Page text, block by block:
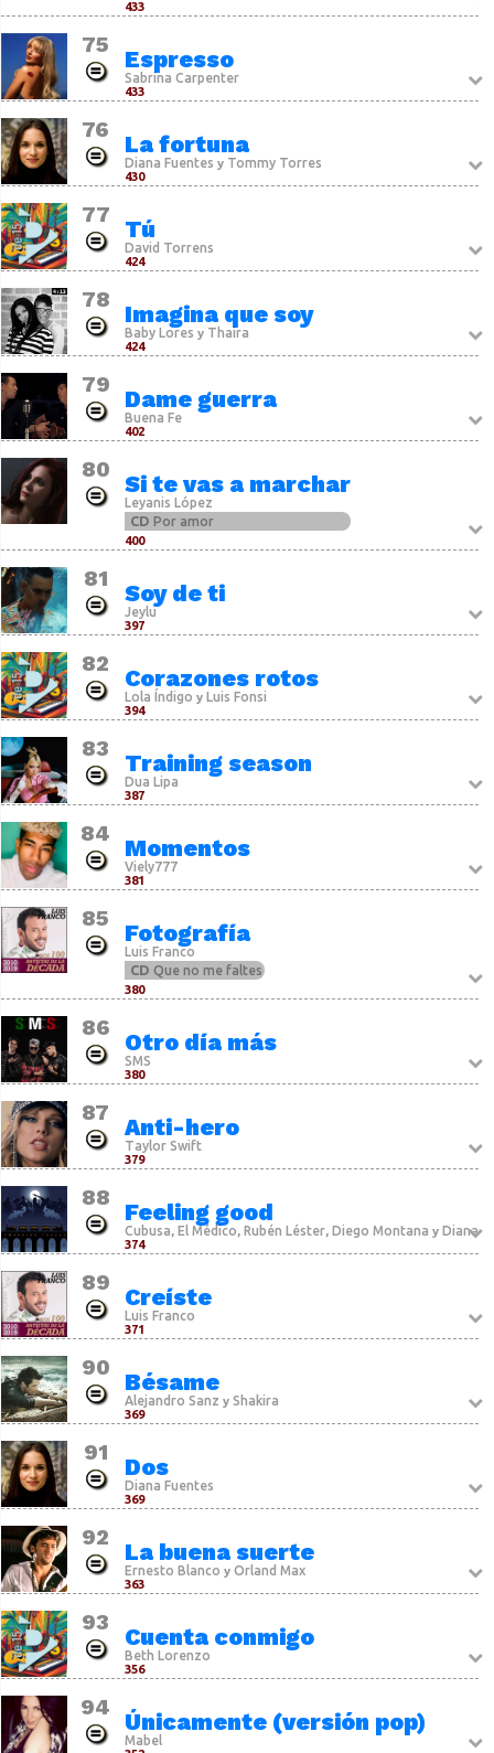
433
75
Espresso
Sabrina Carpenter
433
76
La fortuna
Diana Fuentes y Tommy Torres
430
77
Tú
David Torrens
424
78
Imagina que soy
Baby Lores y Thaira
424
79
Dame guerra
Buena Fe
402
80
Si te vas a marchar
Leyanis López
CD Por amor
400
81
Soy de ti
Jeylu
397
82
Corazones rotos
Lola Índigo y Luis Fonsi
394
83
Training season
Dua Lipa
387
84
Momentos
Viely777
381
85
Fotografía
Luis Franco
CD Que no me faltes
380
86
Otro día más
SMS
380
87
Anti-hero
Taylor Swift
379
88
Feeling good
Cubusa, El Médico, Rubén Léster, Diego Montana y Diana
374
89
Creíste
Luis Franco
371
90
Bésame
Alejandro Sanz y Shakira
369
91
Dos
Diana Fuentes
369
92
La buena suerte
Ernesto Blanco y Orland Max
363
93
Cuenta conmigo
Beth Lorenzo
356
94
Únicamente (versión pop)
Mabel